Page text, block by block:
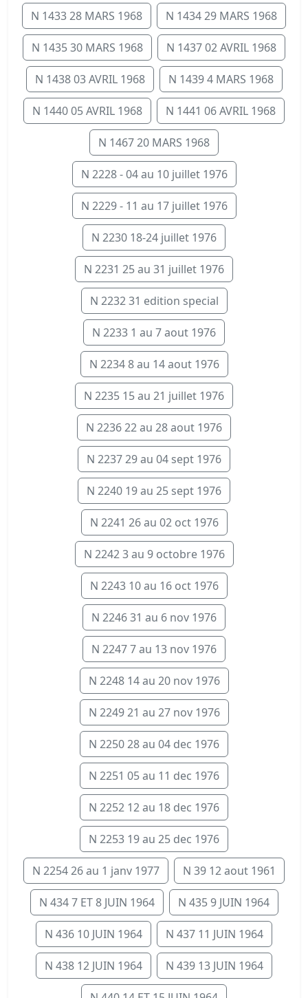
N 1433 28 MARS 1968 N 1434 29 MARS 1968
N 1435 30 MARS 1968 N 1437 02 AVRIL 1968
N 1438 03 AVRIL 1968 N 1439 4 MARS 1968
N 1440 05 AVRIL 1968 N 1441 06 AVRIL 1968
N 1467 20 MARS 1968
N 2228 - 04 au 10 juillet 1976
N 2229 - 11 au 17 juillet 1976
N 2230 18-24 juillet 1976
N 2231 25 au 31 juillet 1976
N 2232 31 edition special
N 2233 1 au 7 aout 1976
N 2234 8 au 14 aout 1976
N 2235 15 au 21 juillet 1976
N 2236 22 au 28 aout 1976
N 2237 29 au 04 sept 1976
N 2240 19 au 25 sept 1976
N 2241 26 au 02 oct 1976
N 2242 3 au 9 octobre 1976
N 2243 10 au 16 oct 1976
N 2246 31 au 6 nov 1976
N 2247 7 au 13 nov 1976
N 2248 14 au 20 nov 1976
N 2249 21 au 27 nov 1976
N 2250 28 au 04 dec 1976
N 2251 05 au 11 dec 1976
N 2252 12 au 18 dec 1976
N 2253 19 au 25 dec 1976
N 2254 26 au 1 janv 1977 N 39 12 aout 1961
N 434 7 ET 8 JUIN 1964 N 435 9 JUIN 1964
N 436 10 JUIN 1964 N 437 11 JUIN 1964
N 438 12 JUIN 1964 N 439 13 JUIN 1964